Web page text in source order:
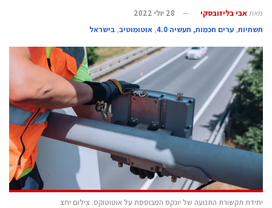
מאת אבי בליזובסקי
28 יולי 2022
תשתיות, ערים חכמות, תעשיה 4.0 , אוטומוטיב, בישראל
יחידת תקשורת התנועה של יונקס המבוססת על אוטוטוקס. צילום יחצ